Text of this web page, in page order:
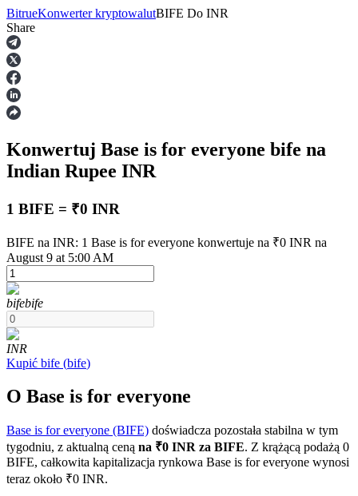
Kontrakty terminowe
Kontrakty terminowe na USDT
Kontrakty futures wykorzystujące USDT jako zabezpieczenie
Kontrakty terminowe COIN-M
Kontrakty terminowe na kryptowaluty
BitrueKonwerter kryptowalutBIFE Do INR
Share
Konwertuj Base is for everyone bife na
Indian Rupee INR
1 BIFE = ₹0 INR
BIFE na INR: 1 Base is for everyone konwertuje na ₹0 INR na
August 9 at 5:00 AM
bifebife
INR
Kupić bife (bife)
O Base is for everyone
Base is for everyone (BIFE) doświadcza pozostała stabilna w tym
tygodniu, z aktualną ceną na ₹0 INR za BIFE. Z krążącą podażą 0
BIFE, całkowita kapitalizacja rynkowa Base is for everyone wynosi
teraz około ₹0 INR.